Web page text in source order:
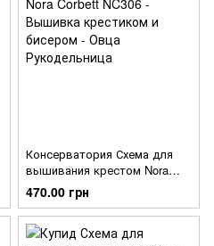
Консерватория Схема для
вышивания крестом Nora
Corbett NC306
470.00 грн